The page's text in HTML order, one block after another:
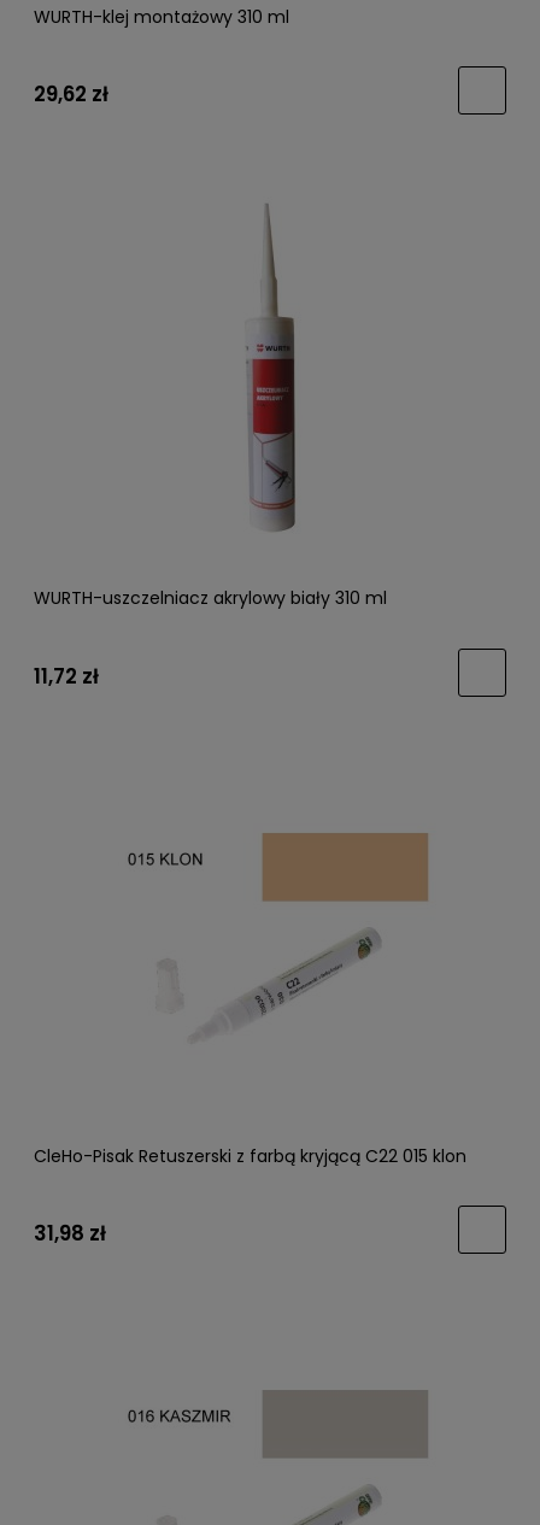
WURTH-klej montażowy 310 ml
29,62 zł
WURTH-uszczelniacz akrylowy biały 310 ml
11,72 zł
CleHo-Pisak Retuszerski z farbą kryjącą C22 015 klon
31,98 zł